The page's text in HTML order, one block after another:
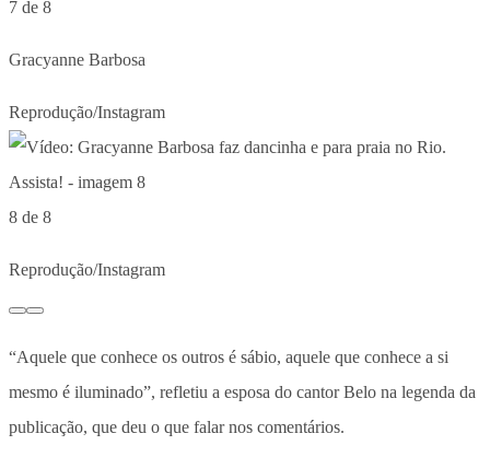
7 de 8
Gracyanne Barbosa
Reprodução/Instagram
8 de 8
Reprodução/Instagram
“Aquele que conhece os outros é sábio, aquele que conhece a si
mesmo é iluminado”, refletiu a esposa do cantor Belo na legenda da
publicação, que deu o que falar nos comentários.